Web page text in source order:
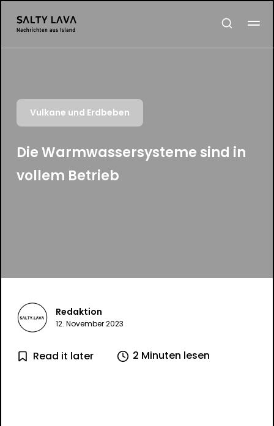
Vulkane und Erdbeben
Die Warmwassersysteme sind in
vollem Betrieb
Redaktion
12. November 2023
Read it later 2 Minuten lesen